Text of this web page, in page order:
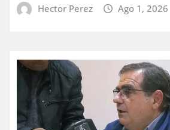
Hector Perez Ago 1, 2026